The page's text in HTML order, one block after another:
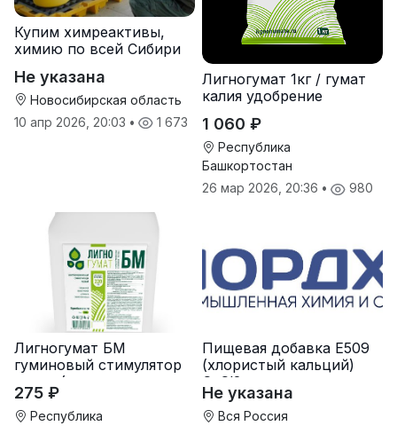
Купим химреактивы,
химию по всей Сибири
Не указана
Новосибирская область
10 апр 2026, 20:03 • 1 673
Лигногумат 1кг / гумат
калия удобрение
1 060 ₽
Республика
Башкортостан
26 мар 2026, 20:36 • 980
Лигногумат БМ
гуминовый стимулятор
роста (гумат калия с
фульвовыми кислотами)
275 ₽
Республика
Пищевая добавка Е509
(хлористый кальций)
CaCl2
Не указана
Вся Россия